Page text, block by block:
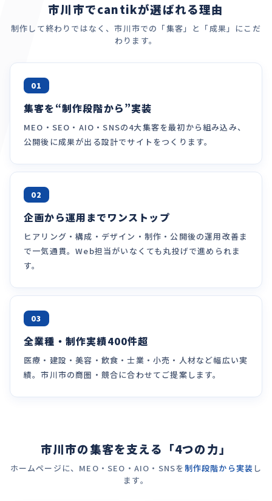
市川市でcantikが選ばれる理由
制作して終わりではなく、市川市での「集客」と「成果」にこだ
わります。
01
集客を“制作段階から”実装
MEO・SEO・AIO・SNSの4大集客を最初から組み込み、
公開後に成果が出る設計でサイトをつくります。
02
企画から運用までワンストップ
ヒアリング・構成・デザイン・制作・公開後の運用改善ま
で一気通貫。Web担当がいなくても丸投げで進められま
す。
03
全業種・制作実績400件超
医療・建設・美容・飲食・士業・小売・人材など幅広い実
績。市川市の商圏・競合に合わせてご提案します。
市川市の集客を支える「4つの力」
ホームページに、MEO・SEO・AIO・SNSを制作段階から実装 し
ます。